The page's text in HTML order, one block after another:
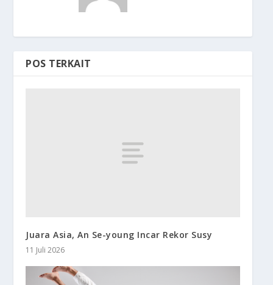
POS TERKAIT
Juara Asia, An Se-young Incar Rekor Susy
11 Juli 2026